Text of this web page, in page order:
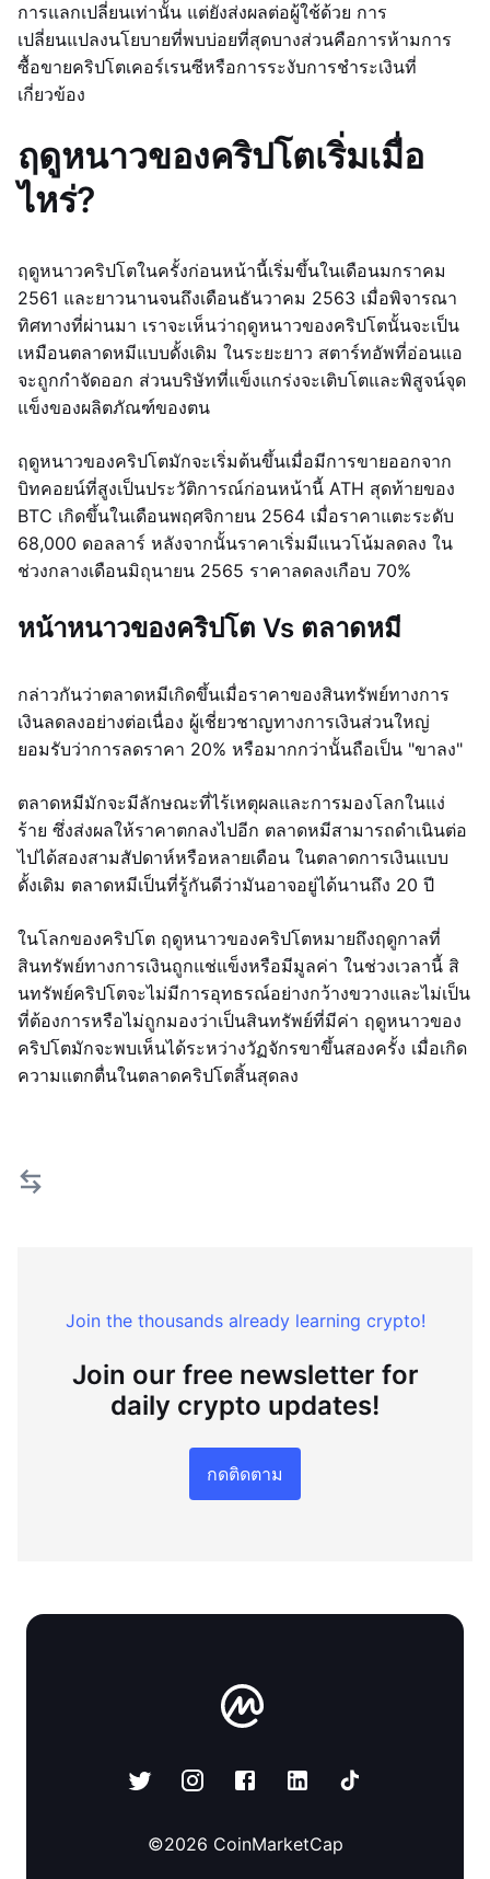
การแลกเปลี่ยนเท่านั้น แต่ยังส่งผลต่อผู้ใช้ด้วย การ
เปลี่ยนแปลงนโยบายที่พบบ่อยที่สุดบางส่วนคือการห้ามการ
ซื้อขายคริปโตเคอร์เรนซีหรือการระงับการชำระเงินที่
เกี่ยวข้อง
ฤดูหนาวของคริปโตเริ่มเมื่อ
ไหร่?
ฤดูหนาวคริปโตในครั้งก่อนหน้านี้เริ่มขึ้นในเดือนมกราคม
2561 และยาวนานจนถึงเดือนธันวาคม 2563 เมื่อพิจารณา
ทิศทางที่ผ่านมา เราจะเห็นว่าฤดูหนาวของคริปโตนั้นจะเป็น
เหมือนตลาดหมีแบบดั้งเดิม ในระยะยาว สตาร์ทอัพที่อ่อนแอ
จะถูกกำจัดออก ส่วนบริษัทที่แข็งแกร่งจะเติบโตและพิสูจน์จุด
แข็งของผลิตภัณฑ์ของตน
ฤดูหนาวของคริปโตมักจะเริ่มต้นขึ้นเมื่อมีการขายออกจาก
บิทคอยน์ที่สูงเป็นประวัติการณ์ก่อนหน้านี้ ATH สุดท้ายของ
BTC เกิดขึ้นในเดือนพฤศจิกายน 2564 เมื่อราคาแตะระดับ
68,000 ดอลลาร์ หลังจากนั้นราคาเริ่มมีแนวโน้มลดลง ใน
ช่วงกลางเดือนมิถุนายน 2565 ราคาลดลงเกือบ 70%
หน้าหนาวของคริปโต Vs ตลาดหมี
กล่าวกันว่าตลาดหมีเกิดขึ้นเมื่อราคาของสินทรัพย์ทางการ
เงินลดลงอย่างต่อเนื่อง ผู้เชี่ยวชาญทางการเงินส่วนใหญ่
ยอมรับว่าการลดราคา 20% หรือมากกว่านั้นถือเป็น "ขาลง"
ตลาดหมีมักจะมีลักษณะที่ไร้เหตุผลและการมองโลกในแง่
ร้าย ซึ่งส่งผลให้ราคาตกลงไปอีก ตลาดหมีสามารถดำเนินต่อ
ไปได้สองสามสัปดาห์หรือหลายเดือน ในตลาดการเงินแบบ
ดั้งเดิม ตลาดหมีเป็นที่รู้กันดีว่ามันอาจอยู่ได้นานถึง 20 ปี
ในโลกของคริปโต ฤดูหนาวของคริปโตหมายถึงฤดูกาลที่
สินทรัพย์ทางการเงินถูกแช่แข็งหรือมีมูลค่า ในช่วงเวลานี้ สิ
นทรัพย์คริปโตจะไม่มีการอุทธรณ์อย่างกว้างขวางและไม่เป็น
ที่ต้องการหรือไม่ถูกมองว่าเป็นสินทรัพย์ที่มีค่า ฤดูหนาวของ
คริปโตมักจะพบเห็นได้ระหว่างวัฏจักรขาขึ้นสองครั้ง เมื่อเกิด
ความแตกตื่นในตลาดคริปโตสิ้นสุดลง
Join the thousands already learning crypto!
Join our free newsletter for
daily crypto updates!
กดติดตาม
©2026 CoinMarketCap